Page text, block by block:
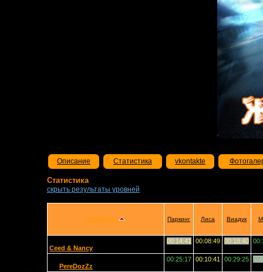
Описание Статистика vkontakte
Статистика
скрыть результаты уровней
КОМАНДЫ Паркинг Лиса Виадук
Ceed & Nancy
00:14:41 00:08:49 00:18:40
PereDozZz
00:25:17 00:10:41 00:29:25